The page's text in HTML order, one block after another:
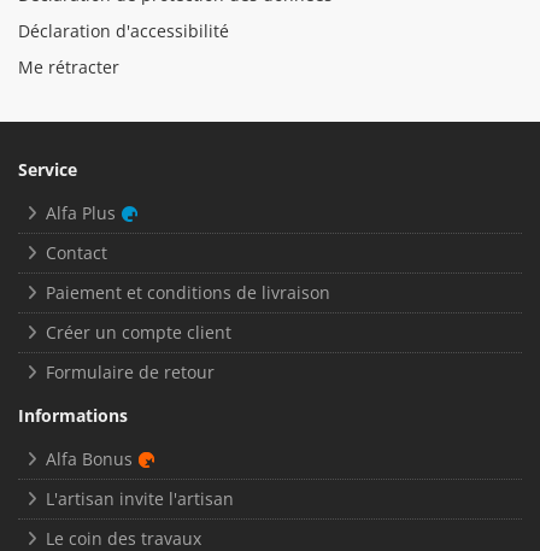
Déclaration d'accessibilité
Me rétracter
Service
Alfa Plus
Contact
Paiement et conditions de livraison
Créer un compte client
Formulaire de retour
Informations
Alfa Bonus
L'artisan invite l'artisan
Le coin des travaux